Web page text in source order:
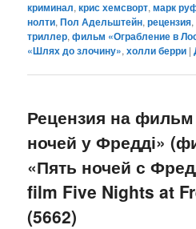
криминал,крис хемсворт,марк
нолти,Пол Адельштейн,рецензия,
триллер,фильм «Ограбление в
«Шлях до злочину»,холли берри |
Рецензия на фильм
ночей у Фредді»
«Пять ночей с
film Five Nights at
(5662)